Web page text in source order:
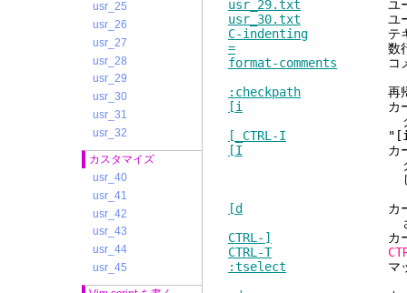
usr_25
usr_26
usr_27
usr_28
usr_29
usr_30
usr_31
usr_32
カスタマイズ
usr_40
usr_41
usr_42
usr_43
usr_44
usr_45
usr_29.txt ユーザーマ
usr_30.txt ユーザーマ
C-indenting テキストを
= 数行をインデ
format-comments コメン
:checkpath 再帰的にイン
[i
カーソルの下にあ
クルードされる
[_CTRL-I "[i" でマッチ
[I カーソルの下にあ
クルードされるフ
します
[d
カーソルの下の単
されるファイ
CTRL-]
カーソルの下の
CTRL-T
:tselect マッチしたタ